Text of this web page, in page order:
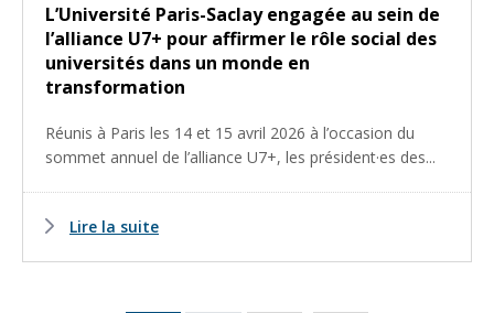
L’Université Paris-Saclay engagée au sein de
l’alliance U7+ pour affirmer le rôle social des
universités dans un monde en
transformation
Réunis à Paris les 14 et 15 avril 2026 à l’occasion du
sommet annuel de l’alliance U7+, les président·es des...
Lire la suite